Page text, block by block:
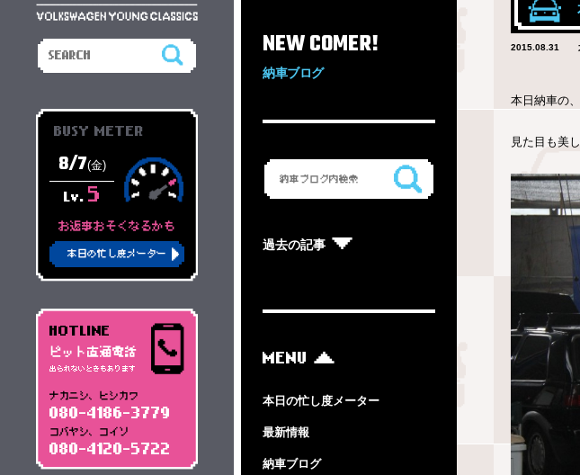
NEW COMER!
納車ブログ
過去の記事
MENU
本日の忙し度メーター
最新情報
納車ブログ
2015.08.31
本日納車の
見た目も美
BUSY METER
8/7(金)
Lv. 5
お返事おそくなるかも
本日の忙し度メーター
HOTLINE
ピット直通電話
出られないときもあります
ナカニシ、ヒシカワ
080-4186-3779
コバヤシ、コイソ
080-4120-5722